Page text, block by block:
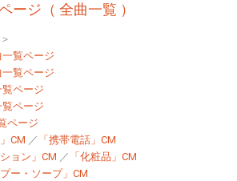
ージ（ 全曲一覧 ）
一覧ページ
覧ページ
ページ
ページ
ページ
CM ／ 「携帯電話」CM
ョン」CM ／ 「化粧品」CM
プー・ソープ」CM